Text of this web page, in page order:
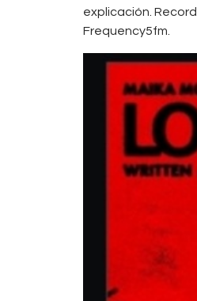
explicación.
Frequency5fm.